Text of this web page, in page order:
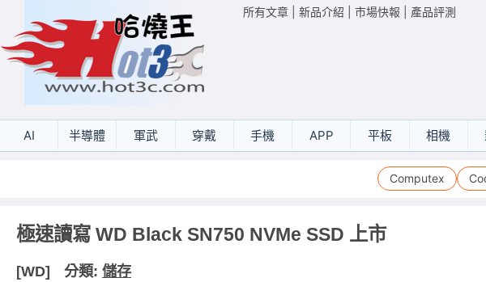
所有文章 新品介紹 市場快報 產品評測
AI 半導體 軍武 穿戴 手機 APP 平板 相機
Computex
極速讀寫 WD Black SN750 NVMe SSD 上市
[WD] 分類: 儲存